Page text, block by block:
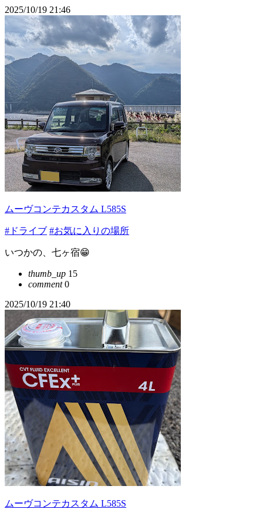
2025/10/19 21:46
ムーヴコンテカスタム L585S
#ドライブ #お気に入りの場所
いつかの、七ヶ宿😁
thumb_up 15
comment0
2025/10/19 21:40
ムーヴコンテカスタム L585S